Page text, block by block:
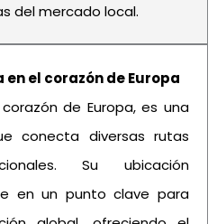
del mercado local.
el corazón de Europa
de Europa, es una
conecta diversas rutas
Su ubicación
en un punto clave para